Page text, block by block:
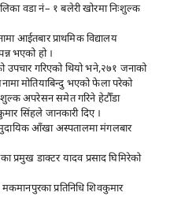
वडा नं– १ बलेरी खोरमा निःशुल्क
आईतबार प्राथमिक विद्यालय
भएको हो ।
उपचार गरिएको थियो भने,२७१ जनाको
मोतियाबिन्दु भएको फेला परेको
अपरेसन समेत गरिने हेटौँडा
सिंहले जानकारी दिए ।
आँखा अस्पतालमा मंगलबार
प्रमुख डाक्टर यादव प्रसाद घिमिरेको
प्रतिनिधि शिवकुमार